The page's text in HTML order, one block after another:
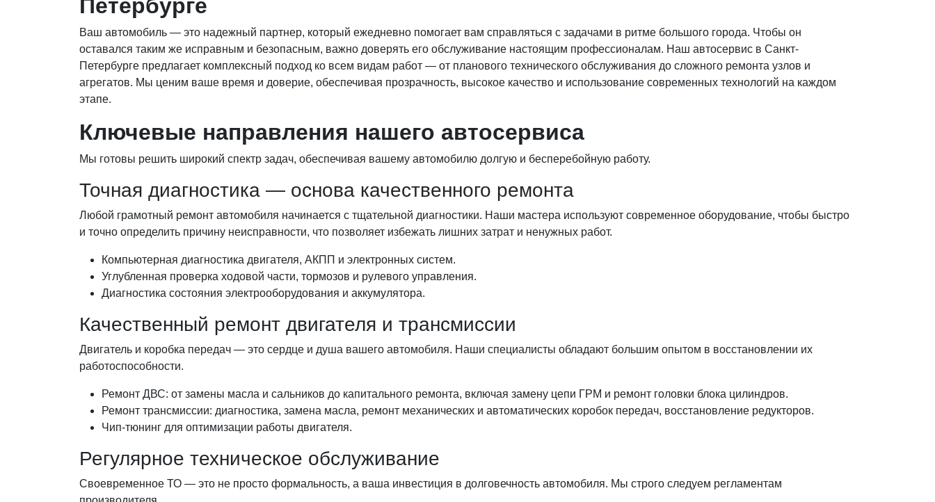
Петербурге
Ваш автомобиль — это надежный партнер, который ежедневно помогает вам справляться с задачами в ритме большого города. Чтобы он
оставался таким же исправным и безопасным, важно доверять его обслуживание настоящим профессионалам. Наш автосервис в Санкт-
Петербурге предлагает комплексный подход ко всем видам работ — от планового технического обслуживания до сложного ремонта узлов и
агрегатов. Мы ценим ваше время и доверие, обеспечивая прозрачность, высокое качество и использование современных технологий на каждом
этапе.
Ключевые направления нашего автосервиса
Мы готовы решить широкий спектр задач, обеспечивая вашему автомобилю долгую и бесперебойную работу.
Точная диагностика — основа качественного ремонта
Любой грамотный ремонт автомобиля начинается с тщательной диагностики. Наши мастера используют современное оборудование, чтобы быстро
и точно определить причину неисправности, что позволяет избежать лишних затрат и ненужных работ.
Компьютерная диагностика двигателя, АКПП и электронных систем.
Углубленная проверка ходовой части, тормозов и рулевого управления.
Диагностика состояния электрооборудования и аккумулятора.
Качественный ремонт двигателя и трансмиссии
Двигатель и коробка передач — это сердце и душа вашего автомобиля. Наши специалисты обладают большим опытом в восстановлении их
работоспособности.
Ремонт ДВС: от замены масла и сальников до капитального ремонта, включая замену цепи ГРМ и ремонт головки блока цилиндров.
Ремонт трансмиссии: диагностика, замена масла, ремонт механических и автоматических коробок передач, восстановление редукторов.
Чип-тюнинг для оптимизации работы двигателя.
Регулярное техническое обслуживание
Своевременное ТО — это не просто формальность, а ваша инвестиция в долговечность автомобиля. Мы строго следуем регламентам